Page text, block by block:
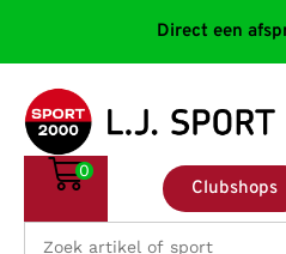
Direct een
Clubshops
0